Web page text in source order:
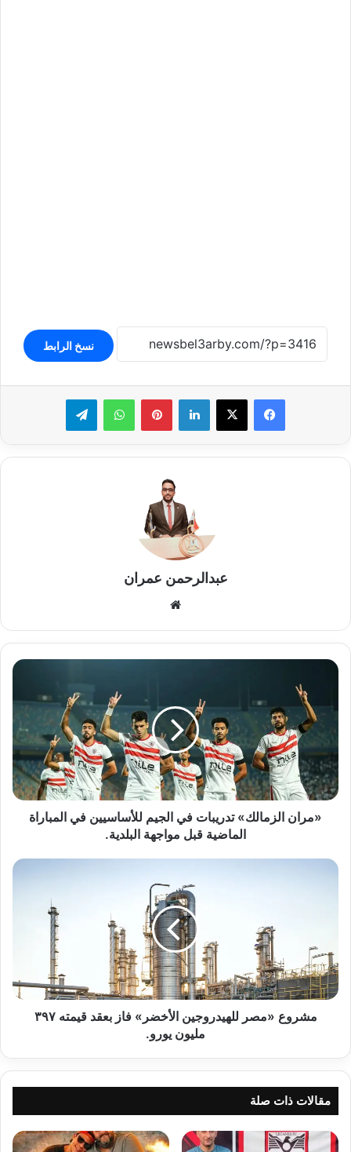
نسخ الرابط
لينكدإن بينتيريستواتساب تيلقرام
عبدالرحمن عمران
«مران
تدريبات
الجيم
للأساسيين
في
المباراة
الماضية
«مران الزمالك» تدريبات في الجيم للأساسيين في المباراة
الماضية قبل مواجهة البلدية.
مشروع
قيمته
۳۹٧
مليون
مشروع «مصر للهيدروجين الأخضر» فاز بعقد قيمته ۳۹٧
مليون يورو.
مقالات ذات صلة